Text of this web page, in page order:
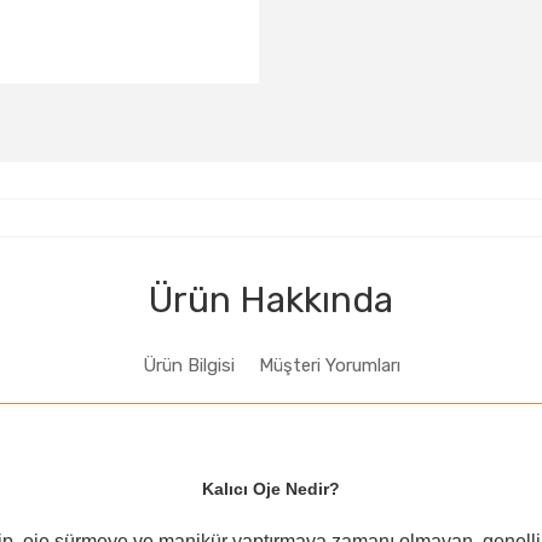
Ürün Hakkında
Ürün Bilgisi Müşteri Yorumları
Kalıcı Oje Nedir?